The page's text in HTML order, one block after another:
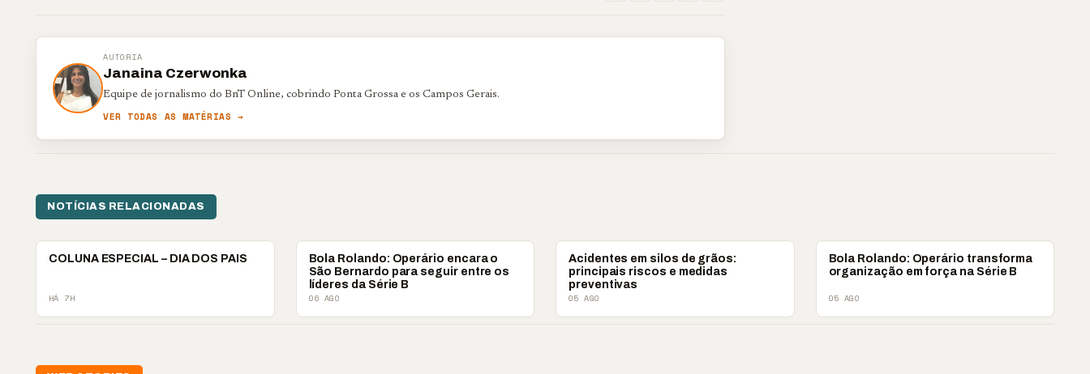
AUTORIA
Janaina Czerwonka
Equipe de jornalismo do BnT Online, cobrindo Ponta Grossa e os Campos Gerais.
VER TODAS AS MATÉRIAS →
NOTÍCIAS RELACIONADAS
COLUNISTAS
COLUNA ESPECIAL – DIA DOS PAIS
HÁ 7H
COLUNISTAS
Bola Rolando: Operário encara o
São Bernardo para seguir entre os
líderes da Série B
06 AGO
COLUNISTAS
Acidentes em silos de grãos:
principais riscos e medidas
preventivas
05 AGO
COLUNISTAS
Bola Rolando: Operário transforma
organização em força na Série B
05 AGO